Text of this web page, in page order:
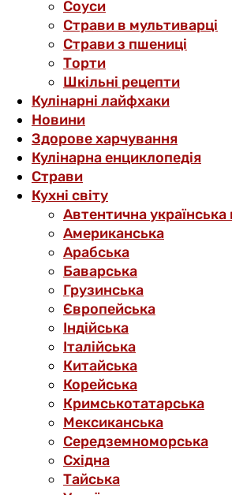
Соуси
Страви в мультиварці
Страви з пшениці
Торти
Шкільні рецепти
Кулінарні лайфхаки
Новини
Здорове харчування
Кулінарна енциклопедія
Страви
Кухні світу
Автентична українська
Американська
Арабська
Баварська
Грузинська
Європейська
Індійська
Італійська
Китайська
Корейська
Кримськотатарська
Мексиканська
Середземноморська
Східна
Тайська